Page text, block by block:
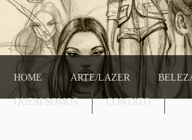
HOME ARTE/LAZER
QUEM SOMOS CONTATO